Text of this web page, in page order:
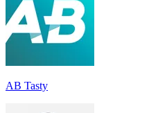
AB Tasty